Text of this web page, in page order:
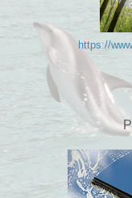
https://